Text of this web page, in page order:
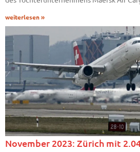
weiterlesen »
November 2023: Zürich mit